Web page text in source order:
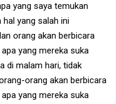
yang saya temukan
yang salah ini
orang akan berbicara
yang mereka suka
di malam hari, tidak
orang akan berbicara
yang mereka suka